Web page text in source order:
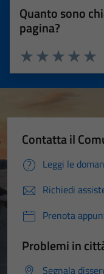
Quanto sono
pagina?
Valuta 4
Valuta 3
Valuta 2 stelle
Valuta 1 stelle su 5
Contatta il
Leggi le
Richiedi
Prenota
Problemi in
Segnala